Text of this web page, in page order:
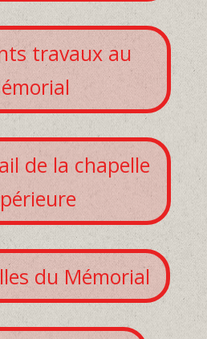
travaux au
de la chapelle
du Mémorial